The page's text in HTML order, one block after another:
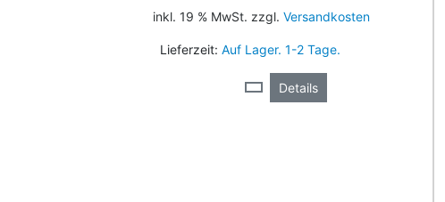
inkl. 19 % MwSt. zzgl. Versandkosten
Lieferzeit: Auf Lager. 1-2 Tage.
Details